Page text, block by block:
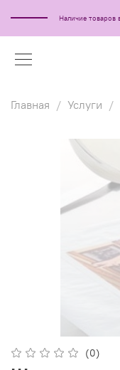
Наличие товаров
Главная Услуги
(0)